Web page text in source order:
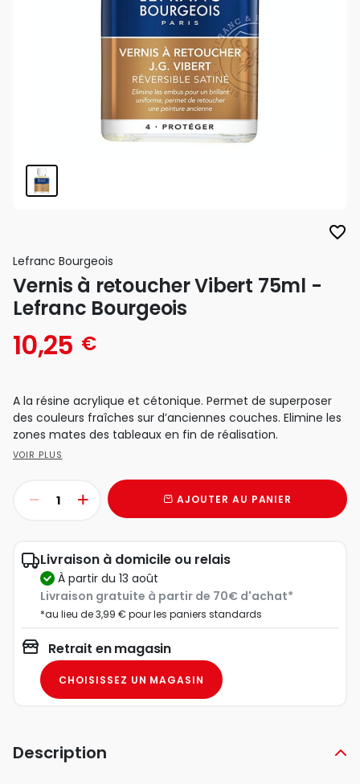
favorite_border
Lefranc Bourgeois
Vernis à retoucher Vibert 75ml -
Lefranc Bourgeois
10,25 €
A la résine acrylique et cétonique. Permet de superposer
des couleurs fraîches sur d’anciennes couches. Elimine les
zones mates des tableaux en fin de réalisation.
VOIR PLUS
AJOUTER AU PANIER
Livraison à domicile ou relais
à partir du 13 août
Livraison gratuite à partir de 70€ d'achat*
*au lieu de 3,99 € pour les paniers standards
Retrait en magasin
CHOISISSEZ UN MAGASIN
Description